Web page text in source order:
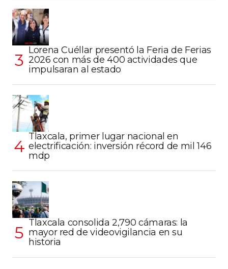
Lorena Cuéllar presentó la Feria de Ferias
2026 con más de 400 actividades que
impulsaran al estado
Tlaxcala, primer lugar nacional en
electrificación: inversión récord de mil 146
mdp
Tlaxcala consolida 2,790 cámaras: la
mayor red de videovigilancia en su
historia